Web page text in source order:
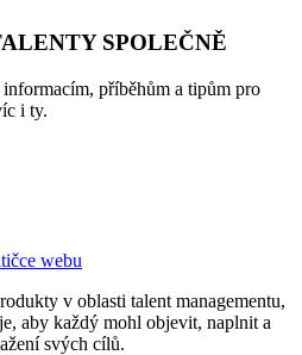
SPOLEČNĚ
příběhům a tipům pro
i ty.
v oblasti talent managementu,
aby každý mohl objevit, naplnit a
svých cílů.